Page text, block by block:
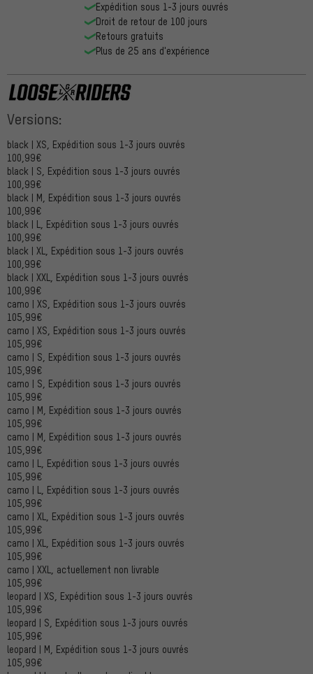
Expédition sous 1-3 jours ouvrés
Droit de retour de 100 jours
Retours gratuits
Plus de 25 ans d'expérience
Loose Riders
Versions:
black | XS, Expédition sous 1-3 jours ouvrés
100,99€
black | S, Expédition sous 1-3 jours ouvrés
100,99€
black | M, Expédition sous 1-3 jours ouvrés
100,99€
black | L, Expédition sous 1-3 jours ouvrés
100,99€
black | XL, Expédition sous 1-3 jours ouvrés
100,99€
black | XXL, Expédition sous 1-3 jours ouvrés
100,99€
camo | XS, Expédition sous 1-3 jours ouvrés
105,99€
camo | XS, Expédition sous 1-3 jours ouvrés
105,99€
camo | S, Expédition sous 1-3 jours ouvrés
105,99€
camo | S, Expédition sous 1-3 jours ouvrés
105,99€
camo | M, Expédition sous 1-3 jours ouvrés
105,99€
camo | M, Expédition sous 1-3 jours ouvrés
105,99€
camo | L, Expédition sous 1-3 jours ouvrés
105,99€
camo | L, Expédition sous 1-3 jours ouvrés
105,99€
camo | XL, Expédition sous 1-3 jours ouvrés
105,99€
camo | XL, Expédition sous 1-3 jours ouvrés
105,99€
camo | XXL, actuellement non livrable
105,99€
leopard | XS, Expédition sous 1-3 jours ouvrés
105,99€
leopard | S, Expédition sous 1-3 jours ouvrés
105,99€
leopard | M, Expédition sous 1-3 jours ouvrés
105,99€